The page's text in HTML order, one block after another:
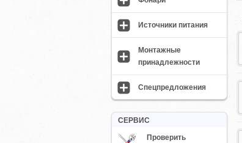
Источники питания
Монтажные
принадлежности
Спецпредложения
СЕРВИС
Проверить